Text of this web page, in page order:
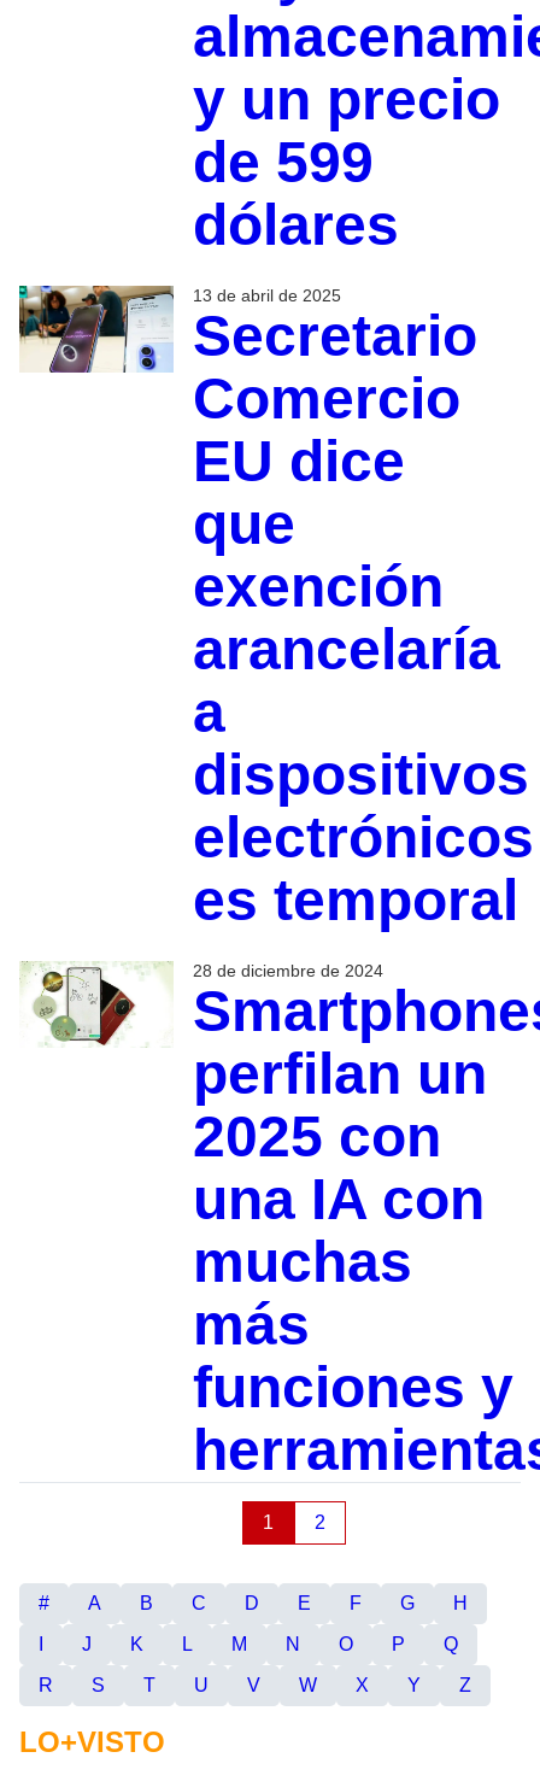
y un precio
de 599
dólares
13 de abril de 2025
Secretario
Comercio
EU dice
que
exención
arancelaría
a
dispositivos
electrónicos
es temporal
28 de diciembre de 2024
perfilan un
2025 con
una IA con
muchas
más
funciones y
1 2
# A B C D E F G
H
J K L M N O P
Q
R
S T U V W X Y Z
LO+VISTO